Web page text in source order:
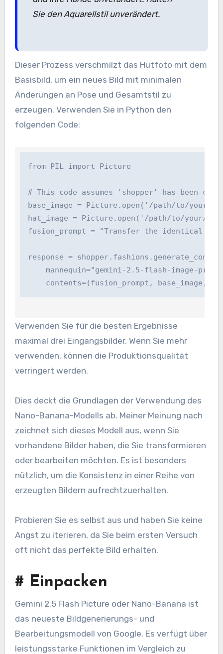
Sie den Aquarellstil unverändert.
Dieser Prozess verschmilzt das Hutfoto mit dem
Basisbild, um ein neues Bild mit minimalen
Änderungen an Pose und Gesamtstil zu
erzeugen. Verwenden Sie in Python den
folgenden Code:
from PIL import Picture
# This code assumes 'shopper' has been
base_image = Picture.open('/path/to/your/
hat_image = Picture.open('/path/to/your/
fusion_prompt = "Transfer the identical
response =
mannequin="gemini-2.5-flash-image-
contents=(fusion_prompt, base_image,
Verwenden Sie für die besten Ergebnisse
maximal drei Eingangsbilder. Wenn Sie mehr
verwenden, können die Produktionsqualität
verringert werden.
Dies deckt die Grundlagen der Verwendung des
Nano-Banana-Modells ab. Meiner Meinung nach
zeichnet sich dieses Modell aus, wenn Sie
vorhandene Bilder haben, die Sie transformieren
oder bearbeiten möchten. Es ist besonders
nützlich, um die Konsistenz in einer Reihe von
erzeugten Bildern aufrechtzuerhalten.
Probieren Sie es selbst aus und haben Sie keine
Angst zu iterieren, da Sie beim ersten Versuch
oft nicht das perfekte Bild erhalten.
# Einpacken
Gemini 2.5 Flash Picture oder Nano-Banana ist
das neueste Bildgenerierungs- und
Bearbeitungsmodell von Google. Es verfügt über
leistungsstarke Funktionen im Vergleich zu